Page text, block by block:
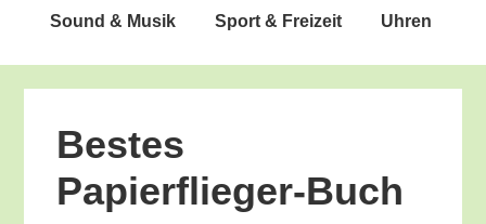
Sound & Musik Sport & Freizeit Uhren
Bes­tes
Papierflieger-Buch